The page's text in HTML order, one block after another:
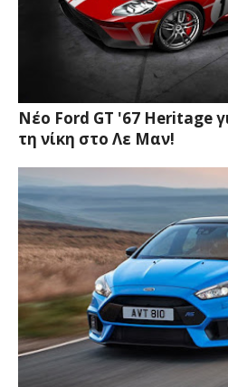
Νέο Ford GT '67 Heritage
τη νίκη στο Λε Μαν!